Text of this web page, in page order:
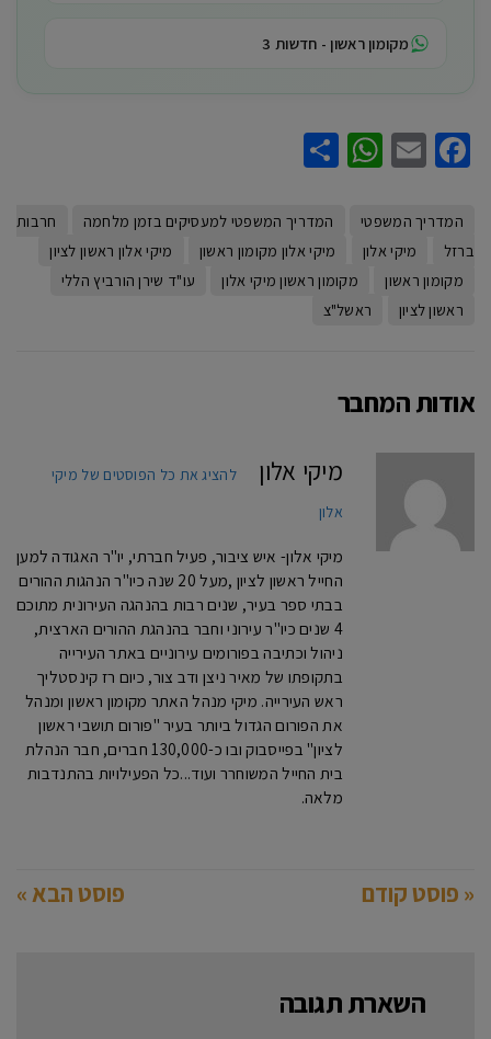
מקומון ראשון - חדשות 3
Facebook
Email
WhatsApp
המדריך המשפטי המדריך המשפטי למעסיקים בזמן מלחמה
חרבות
ברזל
מיקי אלון מיקי אלון מקומון ראשון
מיקי אלון ראשון לציון
מקומון ראשון
מקומון ראשון מיקי אלון
עו"ד שירן הורביץ הללי
ראשון לציון
ראשל"צ
אודות המחבר
מיקי אלון
להציג את כל הפוסטים של מיקי
אלון
מיקי אלון- איש ציבור, פעיל חברתי, יו"ר האגודה למען
החייל ראשון לציון ,מעל 20 שנה כיו"ר הנהגות ההורים
בבתי ספר בעיר, שנים רבות בהנהגה העירונית מתוכם
4 שנים כיו"ר עירוני וחבר בהנהגת ההורים הארצית,
ניהול וכתיבה בפורומים עירוניים באתר העירייה
בתקופתו של מאיר ניצן ודב צור, כיום רז קינסטליך
ראש העירייה. מיקי מנהל האתר מקומון ראשון ומנהל
את הפורום הגדול ביותר בעיר "פורום תושבי ראשון
לציון" בפייסבוק ובו כ-130,000 חברים, חבר הנהלת
בית החייל המשוחרר ועוד...כל הפעילויות בהתנדבות
מלאה.
« פוסט קודם פוסט הבא »
השארת תגובה